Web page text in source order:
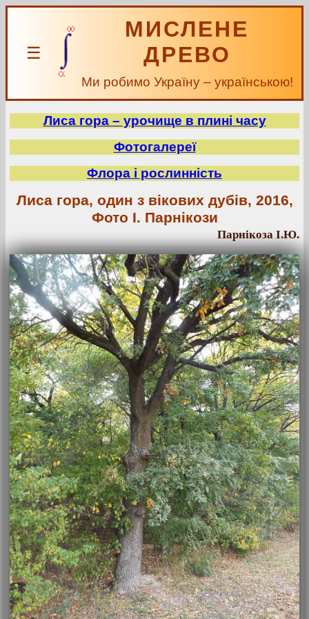
☰
МИСЛЕНЕ
ДРЕВО
Ми робимо Україну – українською!
Лиса гора – урочище в плині часу
Фотогалереї
Флора і рослинність
Лиса гора, один з вікових дубів, 2016,
Фото І. Парнікози
Парнікоза І.Ю.